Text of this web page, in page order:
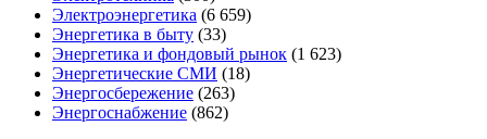
Электроэнергетика (6 659)
Энергетика в быту (33)
Энергетика и фондовый рынок (1 623)
Энергетические СМИ (18)
Энергосбережение (263)
Энергоснабжение (862)